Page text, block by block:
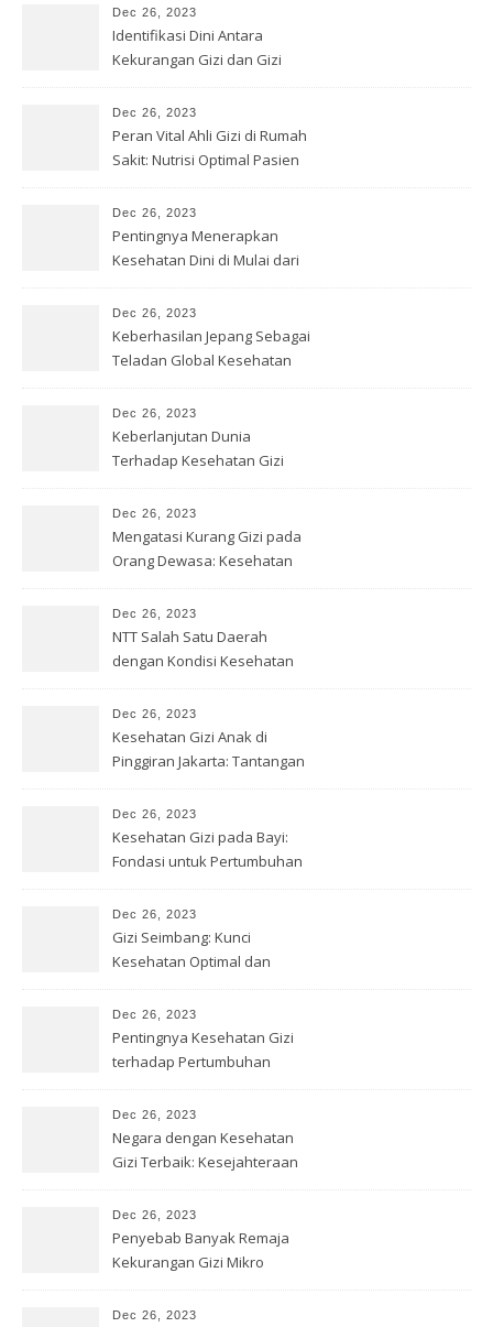
Dec 26, 2023
Identifikasi Dini Antara
Kekurangan Gizi dan Gizi
Dec 26, 2023
Peran Vital Ahli Gizi di Rumah
Sakit: Nutrisi Optimal Pasien
Dec 26, 2023
Pentingnya Menerapkan
Kesehatan Dini di Mulai dari
Dec 26, 2023
Keberhasilan Jepang Sebagai
Teladan Global Kesehatan
Dec 26, 2023
Keberlanjutan Dunia
Terhadap Kesehatan Gizi
Dec 26, 2023
Mengatasi Kurang Gizi pada
Orang Dewasa: Kesehatan
Dec 26, 2023
NTT Salah Satu Daerah
dengan Kondisi Kesehatan
Dec 26, 2023
Kesehatan Gizi Anak di
Pinggiran Jakarta: Tantangan
Dec 26, 2023
Kesehatan Gizi pada Bayi:
Fondasi untuk Pertumbuhan
Dec 26, 2023
Gizi Seimbang: Kunci
Kesehatan Optimal dan
Dec 26, 2023
Pentingnya Kesehatan Gizi
terhadap Pertumbuhan
Dec 26, 2023
Negara dengan Kesehatan
Gizi Terbaik: Kesejahteraan
Dec 26, 2023
Penyebab Banyak Remaja
Kekurangan Gizi Mikro
Dec 26, 2023